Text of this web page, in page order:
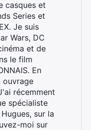
casques et
Series et
Je suis
Wars, DC
et de
le film
En
ouvrage
récemment
spécialiste
sur la
moi sur